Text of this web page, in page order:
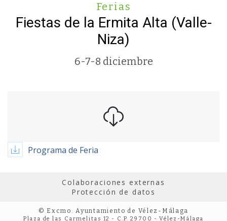
Ferias
Fiestas de la Ermita Alta (Valle-
Niza)
6-7-8 diciembre
Programa de Feria
Colaboraciones externas
Protección de datos
© Excmo. Ayuntamiento de Vélez-Málaga
Plaza de las Carmelitas 12 - C.P. 29700 - Vélez-Málaga